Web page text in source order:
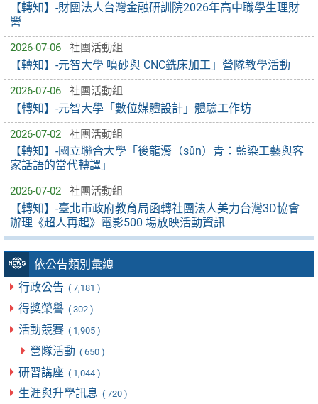
【轉知】-財團法人台灣金融研訓院2026年高中職學生理財
營
2026-07-06 社團活動組
【轉知】-元智大學 噴砂與 CNC銑床加工」營隊教學活動
2026-07-06 社團活動組
【轉知】-元智大學「數位媒體設計」體驗工作坊
2026-07-02 社團活動組
【轉知】-國立聯合大學「後龍漘（sǔn）青：藍染工藝與客
家話語的當代轉譯」
2026-07-02 社團活動組
【轉知】-臺北市政府教育局函轉社團法人美力台灣3D協會
辦理《超人再起》電影500 場放映活動資訊
依公告類別彙總
行政公告 ( 7,181 )
得獎榮譽 ( 302 )
活動競賽 ( 1,905 )
營隊活動 ( 650 )
研習講座 ( 1,044 )
生涯與升學訊息 ( 720 )